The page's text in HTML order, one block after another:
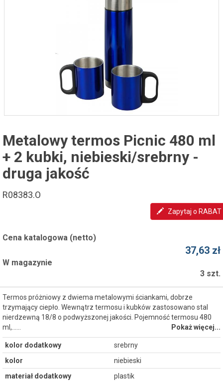
Metalowy termos Picnic 480 ml
+ 2 kubki, niebieski/srebrny -
druga jakość
R08383.O
Zapytaj o RABAT
Cena katalogowa (netto)
37,63 zł
W magazynie
3 szt.
Termos próżniowy z dwiema metalowymi ściankami, dobrze
trzymający ciepło. Wewnątrz termosu i kubków zastosowano stal
nierdzewną 18/8 o podwyższonej jakości. Pojemność termosu 480
ml,...…
Pokaż więcej...
kolor dodatkowy
srebrny
kolor
niebieski
materiał dodatkowy
plastik